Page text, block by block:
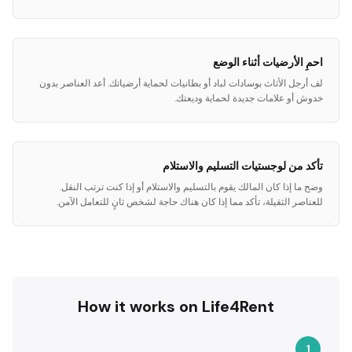
احمِ الأرضيات أثناء الوضع
لف أرجل الأثاث بوسادات لباد أو بطانيات لحماية أرضياتك. أعد العناصر بدون
خدوش أو علامات جديدة لحماية وديعتك.
تأكد من لوجستيات التسليم والاستلام
وضح ما إذا كان المالك يقوم بالتسليم والاستلام أو إذا كنت ترتب النقل.
للعناصر الثقيلة، تأكد مما إذا كان هناك حاجة لشخص ثانٍ للتعامل الآمن.
How it works on Life4Rent
1